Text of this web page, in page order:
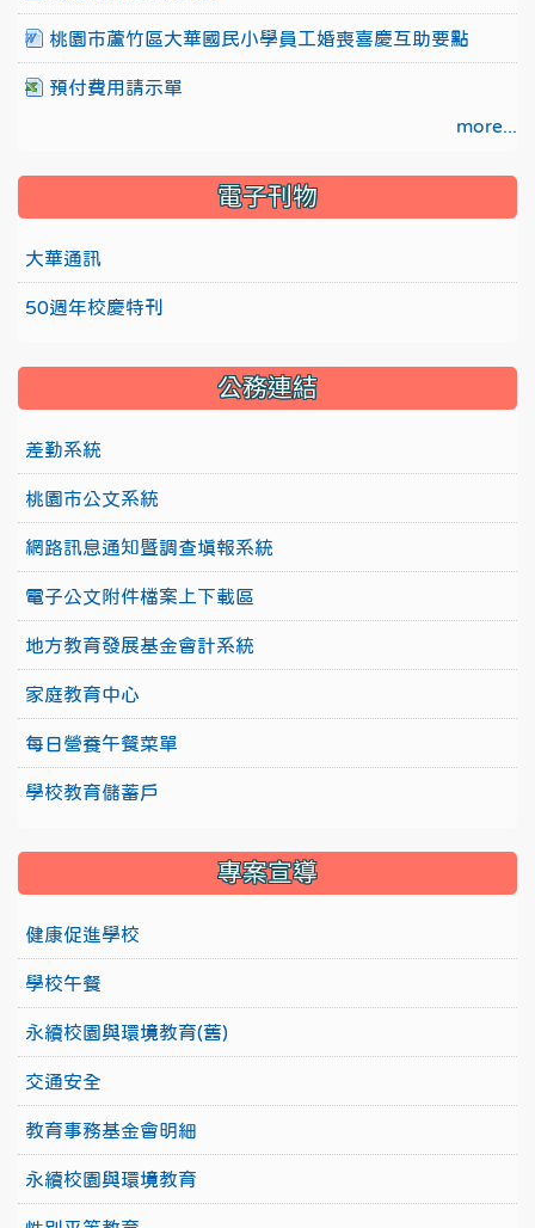
桃園市蘆竹區大華國民小學員工婚喪喜慶互助要點
預付費用請示單
more...
電子刊物
大華通訊
50週年校慶特刊
公務連結
差勤系統
桃園市公文系統
網路訊息通知暨調查填報系統
電子公文附件檔案上下載區
地方教育發展基金會計系統
家庭教育中心
每日營養午餐菜單
學校教育儲蓄戶
專案宣導
健康促進學校
學校午餐
永續校園與環境教育(舊)
交通安全
教育事務基金會明細
永續校園與環境教育